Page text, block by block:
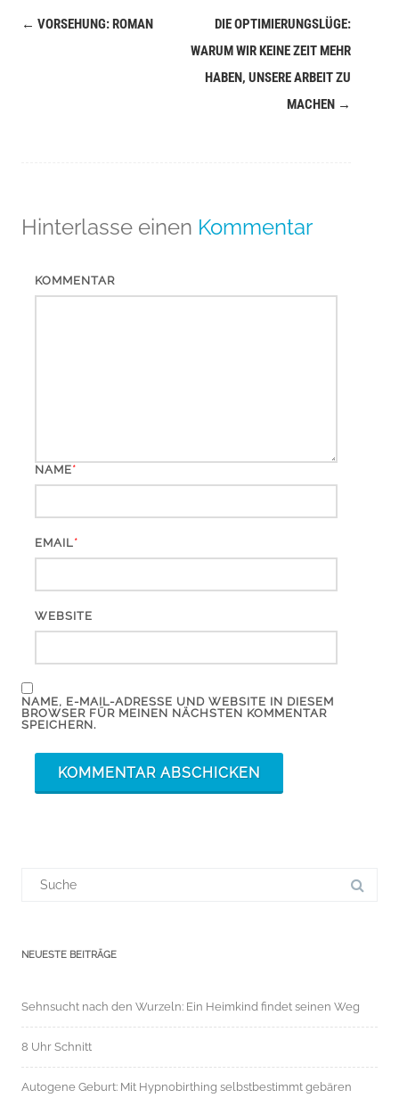
← VORSEHUNG: ROMAN
DIE OPTIMIERUNGSLÜGE:
WARUM WIR KEINE ZEIT MEHR
HABEN, UNSERE ARBEIT ZU
MACHEN →
Hinterlasse einen Kommentar
KOMMENTAR
NAME*
EMAIL*
WEBSITE
NAME, E-MAIL-ADRESSE UND WEBSITE IN DIESEM
BROWSER FÜR MEINEN NÄCHSTEN KOMMENTAR
SPEICHERN.
NEUESTE BEITRÄGE
Sehnsucht nach den Wurzeln: Ein Heimkind findet seinen Weg
8 Uhr Schnitt
Autogene Geburt: Mit Hypnobirthing selbstbestimmt gebären